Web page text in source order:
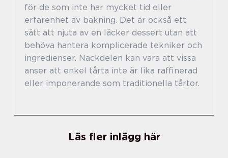
för de som inte har mycket tid eller
erfarenhet av bakning. Det är också ett
sätt att njuta av en läcker dessert utan att
behöva hantera komplicerade tekniker och
ingredienser. Nackdelen kan vara att vissa
anser att enkel tårta inte är lika raffinerad
eller imponerande som traditionella tårtor.
Läs fler inlägg här